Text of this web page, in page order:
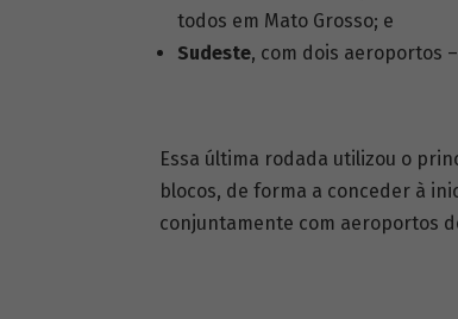
todos em Mato Grosso; e
Sudeste, com dois aeroportos
Essa última rodada utilizou o
blocos, de forma a conceder à
conjuntamente com aeroportos